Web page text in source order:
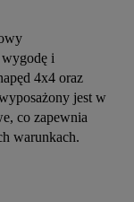
i
4x4 oraz
jest w
co zapewnia
warunkach.